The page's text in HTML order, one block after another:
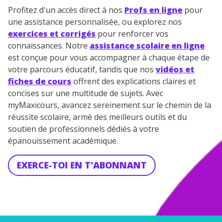
Profitez d'un accès direct à nos Profs en ligne pour
une assistance personnalisée, ou explorez nos
exercices et corrigés pour renforcer vos
connaissances. Notre assistance scolaire en ligne
est conçue pour vous accompagner à chaque étape de
votre parcours éducatif, tandis que nos vidéos et
fiches de cours offrent des explications claires et
concises sur une multitude de sujets. Avec
myMaxicours, avancez sereinement sur le chemin de la
réussite scolaire, armé des meilleurs outils et du
soutien de professionnels dédiés à votre
épanouissement académique.
EXERCE-TOI EN T'ABONNANT